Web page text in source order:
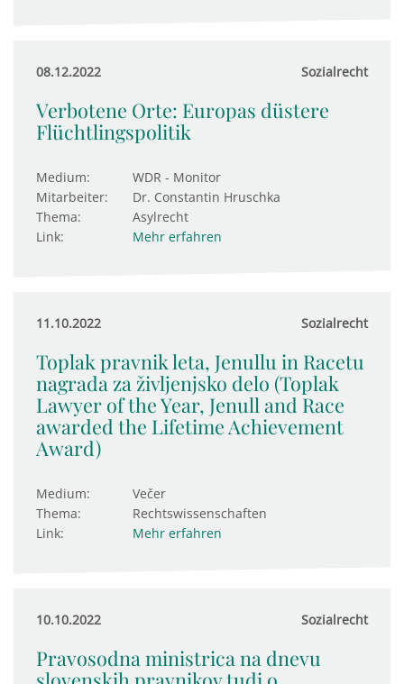
08.12.2022 Sozialrecht
Verbotene Orte: Europas düstere
Flüchtlingspolitik
Medium:
WDR - Monitor
Mitarbeiter:
Dr. Constantin Hruschka
Thema:
Asylrecht
Link:
Mehr erfahren
11.10.2022 Sozialrecht
Toplak pravnik leta, Jenullu in Racetu
nagrada za življenjsko delo (Toplak
Lawyer of the Year, Jenull and Race
awarded the Lifetime Achievement
Award)
Medium:
Večer
Thema:
Rechtswissenschaften
Link:
Mehr erfahren
10.10.2022 Sozialrecht
Pravosodna ministrica na dnevu